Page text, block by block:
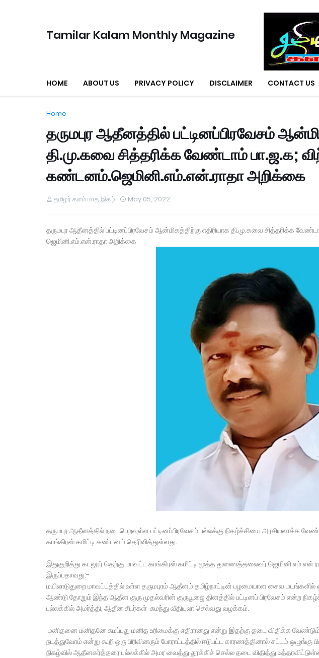
Tamilar Kalam Monthly Magazine
HOME ABOUT US PRIVACY POLICY DISCLAIMER CONTACT US
Home
தருமபுர ஆதீனத்தில் பட்டினப்பிரவேசம்
தி.மு.கவை சித்தரிக்க வேண்டாம் பா.ஜ.க;
கண்டனம்.ஜெமினி.எம்.என்.ராதா அறிக்கை
தமிழர் களம் மாத இதழ் May 05, 2022
தருமபுர ஆதீனத்தில் பட்டினப்பிரவேசம் ஆன்மிகத்திற்கு எதிரியாக தி.மு.கவை சித்தரிக்க
ஜெமினி.எம்.என்.ராதா அறிக்கை
தருமபுர ஆதீனத்தில் நடைபெறவுள்ள பட்டினப்பிரவேசம் பல்லக்கு நிகழ்ச்சியை அரசியலாக்க
காங்கிரஸ் கமிட்டி கண்டனம் தெரிவித்துள்ளது.
இதுகுறித்து கடலூர் தெற்கு மாவட்ட காங்கிரஸ் கமிட்டி மூத்த துணைத்தலைவர் ஜெமினி எம்.என்
இருப்பதாவது:-
மயிலாடுதுறை மாவட்டத்தில் உள்ள தருமபுரம் ஆதீனம் தமிழ்நாட்டின் பழமையான சைவ மடங்களில்
ஆண்டு தோறும் இந்த ஆதீன குரு முதல்வரின் குருபூஜை தினத்தில் பட்டினப் பிரவேசம் என்ற
பல்லக்கில் அமர்த்தி, ஆதீன சீடர்கள் சுமந்து வீதியுலா செல்வது வழக்கம்.
மனிதனை மனிதனே சுமப்பது மனித உரிமைக்கு எதிரானது என்று இதற்கு தடை விதிக்க வேண்டும்
நடத்துவோம் என்று கூறி ஒரு பிரிவினரும் போராட்டத்தில் ஈடுபட்ட காரணத்தினால் சட்டம் ஒழுங்கு
நிகழ்வில் ஆதீனகர்த்தரை பல்லக்கில் அமர வைத்து தூக்கிச் செல்ல தடை விதித்து